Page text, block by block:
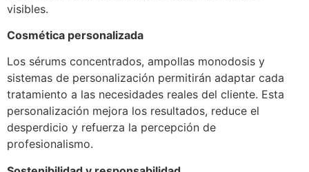
visibles.
Cosmética personalizada
Los sérums concentrados, ampollas monodosis y
sistemas de personalización permitirán adaptar cada
tratamiento a las necesidades reales del cliente. Esta
personalización mejora los resultados, reduce el
desperdicio y refuerza la percepción de
profesionalismo.